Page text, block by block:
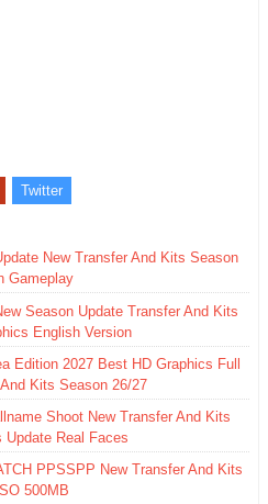
Twitter
New Transfer And Kits Season
Gameplay
Season Update Transfer And Kits
English Version
Edition 2027 Best HD Graphics Full
Kits Season 26/27
Shoot New Transfer And Kits
Update Real Faces
PPSSPP New Transfer And Kits
500MB